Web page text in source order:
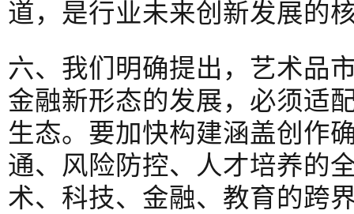
道，是行业未来创新发展的
六、我们明确提出，艺术品
金融新形态的发展，必须适
生态。要加快构建涵盖创作
通、风险防控、人才培养的
术、科技、金融、教育的跨